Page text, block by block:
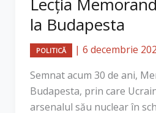
la Budapesta
POLITICĂ | 6 decembrie
Semnat acum 30 de ani,
Budapesta, prin care
arsenalul său nuclear în